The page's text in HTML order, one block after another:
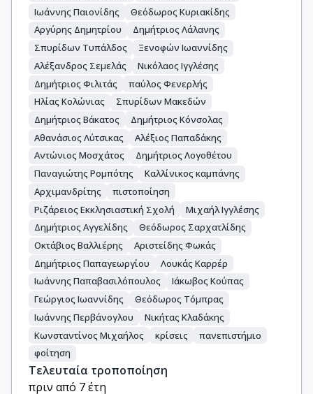
Ιωάννης Παιονίδης
Θεόδωρος Κυριακίδης
Αργύρης Δημητρίου
Δημήτριος Λάλανης
Σπυρίδων Τυπάλδος
Ξενοφών Ιωαννίδης
Αλέξανδρος Σεμελάς
Νικόλαος Ιγγλέσης
Δημήτριος Φιλιτάς
παύλος Φενερλής
Ηλίας Κολώνιας
Σπυρίδων Μακεδών
Δημήτριος Βάκατος
Δημήτριος Κόνσολας
Αθανάσιος Λύτσικας
Αλέξιος Παπαδάκης
Αντώνιος Μοσχάτος
Δημήτριος Λογοθέτου
Παναγιώτης Ρομπότης
Καλλίνικος καμπάνης
Αρχιμανδρίτης
πιστοποίηση
Ριζάρειος Εκκλησιαστική Σχολή
Μιχαήλ Ιγγλέσης
Δημήτριος Αγγελίδης
Θεόδωρος Σαρχατλίδης
Οκτάβιος Βαλλιέρης
Αριστείδης Φωκάς
Δημήτριος Παπαγεωργίου
Λουκάς Καρρέρ
Ιωάννης Παπαβασιλόπουλος
Ιάκωβος Κούπας
Γεώργιος Ιωαννίδης
Θεόδωρος Τόμπρας
Ιωάννης Περβάνογλου
Νικήτας Κλαδάκης
Κωνσταντίνος Μιχαήλος
κρίσεις
πανεπιστήμιο
φοίτηση
Τελευταία τροποποίηση
πριν από 7 έτη